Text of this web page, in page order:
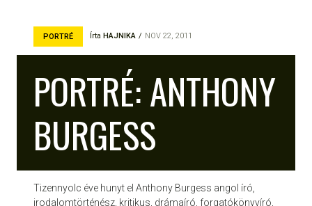
PORTRÉ Írta HAJNIKA NOV 22, 2011
PORTRÉ: ANTHONY
BURGESS
Tizennyolc éve hunyt el Anthony Burgess angol író,
irodalomtörténész, kritikus, drámaíró, forgatókönyvíró,